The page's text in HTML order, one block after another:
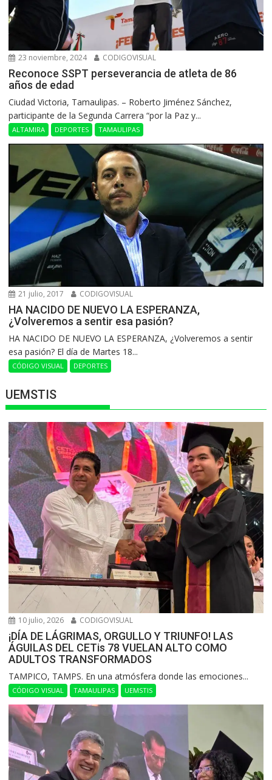
23 noviembre, 2024 CODIGOVISUAL
Reconoce SSPT perseverancia de atleta de 86
años de edad
Ciudad Victoria, Tamaulipas. – Roberto Jiménez Sánchez,
participante de la Segunda Carrera “por la Paz y...
ALTAMIRA DEPORTES TAMAULIPAS
21 julio, 2017 CODIGOVISUAL
HA NACIDO DE NUEVO LA ESPERANZA,
¿Volveremos a sentir esa pasión?
HA NACIDO DE NUEVO LA ESPERANZA, ¿Volveremos a sentir
esa pasión? El día de Martes 18...
CÓDIGO VISUAL DEPORTES
UEMSTIS
10 julio, 2026 CODIGOVISUAL
¡DÍA DE LÁGRIMAS, ORGULLO Y TRIUNFO! LAS
ÁGUILAS DEL CETis 78 VUELAN ALTO COMO
ADULTOS TRANSFORMADOS
​TAMPICO, TAMPS. En una atmósfera donde las emociones...
CÓDIGO VISUAL TAMAULIPAS UEMSTIS